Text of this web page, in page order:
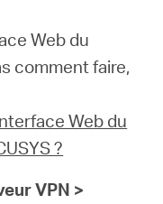
Web du
comment faire,
Web du
?
VPN >